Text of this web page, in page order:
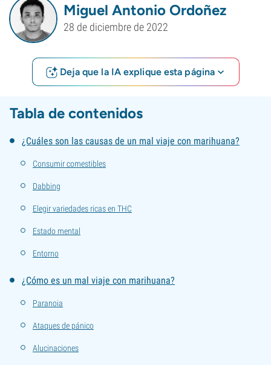
Miguel Antonio Ordoñez
28 de diciembre de 2022
Deja que la IA explique esta página
Tabla de contenidos
¿Cuáles son las causas de un mal viaje con marihuana?
Consumir comestibles
Dabbing
Elegir variedades ricas en THC
Estado mental
Entorno
¿Cómo es un mal viaje con marihuana?
Paranoia
Ataques de pánico
Alucinaciones